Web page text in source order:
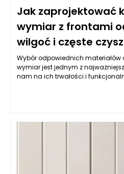
Jak zaprojektować
wymiar z frontami
wilgoć i częste
Wybór odpowiednich
wymiar jest jednym z
nam na ich trwałości i
sklejka wodoodporna. Istotne jest,